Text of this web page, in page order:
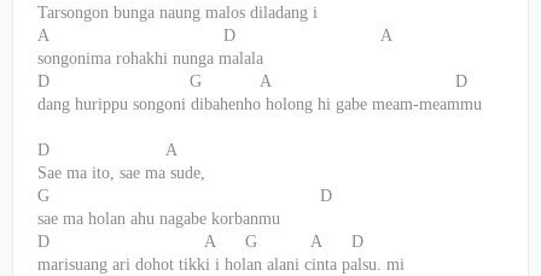
Tarsongon bunga naung malos diladang i
A
D
A
songonima rohakhi nunga malala
D
G A
D
dang hurippu songoni dibahenho holong hi gabe meam-meammu
D
A
Sae ma ito, sae ma sude,
G
D
sae ma holan ahu nagabe korbanmu
D
A G A
D
marisuang ari dohot tikki i holan alani cinta palsu. mi